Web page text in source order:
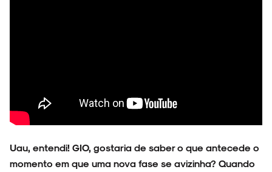
Uau, entendi! GIO, gostaria de saber o que antecede o
momento em que uma nova fase se avizinha? Quando